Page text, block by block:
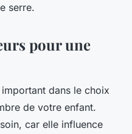
serre.
pour une
dans le choix
de votre enfant.
car elle influence